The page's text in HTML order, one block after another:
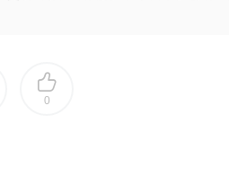
0